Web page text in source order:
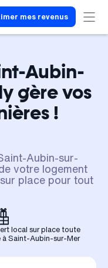
mes revenus
Aubin-
gère vos
!
Aubin-sur-
votre logement
place pour tout
local sur place toute
à Saint-Aubin-sur-Mer